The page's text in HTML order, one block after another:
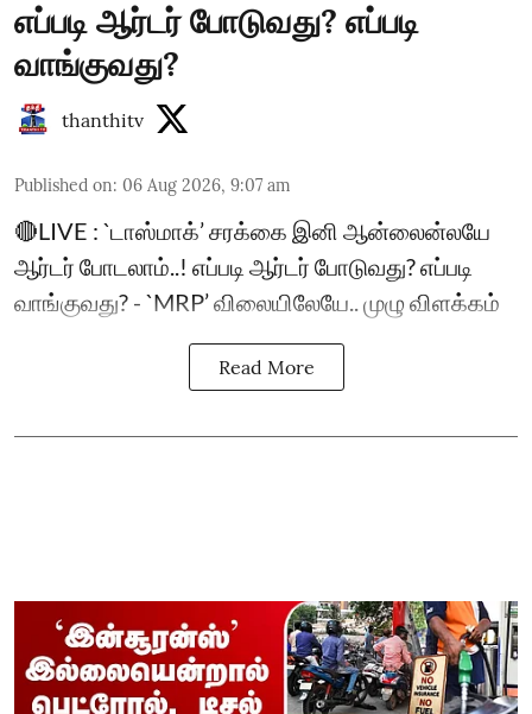
எப்படி ஆர்டர் போடுவது? எப்படி
வாங்குவது?
thanthitv
Published on: 06 Aug 2026, 9:07 am
🔴LIVE : `டாஸ்மாக்’ சரக்கை இனி ஆன்லைன்லயே
ஆர்டர் போடலாம்..! எப்படி ஆர்டர் போடுவது? எப்படி
வாங்குவது? - `MRP’ விலையிலேயே.. முழு விளக்கம்
Read More